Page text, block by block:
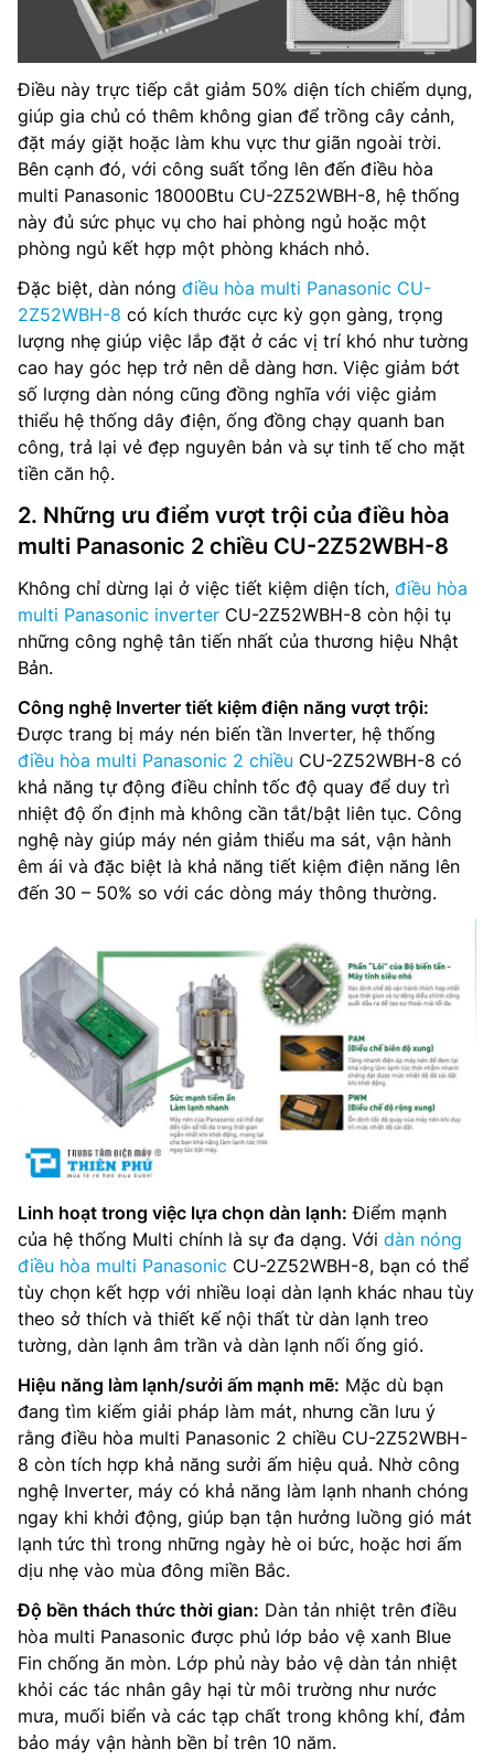
Điều này trực tiếp cắt giảm 50% diện tích chiếm dụng,
giúp gia chủ có thêm không gian để trồng cây cảnh,
đặt máy giặt hoặc làm khu vực thư giãn ngoài trời.
Bên cạnh đó, với công suất tổng lên đến điều hòa
multi Panasonic 18000Btu CU-2Z52WBH-8, hệ thống
này đủ sức phục vụ cho hai phòng ngủ hoặc một
phòng ngủ kết hợp một phòng khách nhỏ.
Đặc biệt, dàn nóng điều hòa multi Panasonic CU-
2Z52WBH-8 có kích thước cực kỳ gọn gàng, trọng
lượng nhẹ giúp việc lắp đặt ở các vị trí khó như tường
cao hay góc hẹp trở nên dễ dàng hơn. Việc giảm bớt
số lượng dàn nóng cũng đồng nghĩa với việc giảm
thiểu hệ thống dây điện, ống đồng chạy quanh ban
công, trả lại vẻ đẹp nguyên bản và sự tinh tế cho mặt
tiền căn hộ.
2. Những ưu điểm vượt trội của điều hòa
multi Panasonic 2 chiều CU-2Z52WBH-8
Không chỉ dừng lại ở việc tiết kiệm diện tích, điều hòa
multi Panasonic inverter CU-2Z52WBH-8 còn hội tụ
những công nghệ tân tiến nhất của thương hiệu Nhật
Bản.
Công nghệ Inverter tiết kiệm điện năng vượt trội:
Được trang bị máy nén biến tần Inverter, hệ thống
điều hòa multi Panasonic 2 chiều CU-2Z52WBH-8 có
khả năng tự động điều chỉnh tốc độ quay để duy trì
nhiệt độ ổn định mà không cần tắt/bật liên tục. Công
nghệ này giúp máy nén giảm thiểu ma sát, vận hành
êm ái và đặc biệt là khả năng tiết kiệm điện năng lên
đến 30 – 50% so với các dòng máy thông thường.
Linh hoạt trong việc lựa chọn dàn lạnh: Điểm mạnh
của hệ thống Multi chính là sự đa dạng. Với dàn nóng
điều hòa multi Panasonic CU-2Z52WBH-8, bạn có thể
tùy chọn kết hợp với nhiều loại dàn lạnh khác nhau tùy
theo sở thích và thiết kế nội thất từ dàn lạnh treo
tường, dàn lạnh âm trần và dàn lạnh nối ống gió.
Hiệu năng làm lạnh/sưởi ấm mạnh mẽ: Mặc dù bạn
đang tìm kiếm giải pháp làm mát, nhưng cần lưu ý
rằng điều hòa multi Panasonic 2 chiều CU-2Z52WBH-
8 còn tích hợp khả năng sưởi ấm hiệu quả. Nhờ công
nghệ Inverter, máy có khả năng làm lạnh nhanh chóng
ngay khi khởi động, giúp bạn tận hưởng luồng gió mát
lạnh tức thì trong những ngày hè oi bức, hoặc hơi ấm
dịu nhẹ vào mùa đông miền Bắc.
Độ bền thách thức thời gian: Dàn tản nhiệt trên điều
hòa multi Panasonic được phủ lớp bảo vệ xanh Blue
Fin chống ăn mòn. Lớp phủ này bảo vệ dàn tản nhiệt
khỏi các tác nhân gây hại từ môi trường như nước
mưa, muối biển và các tạp chất trong không khí, đảm
bảo máy vận hành bền bỉ trên 10 năm.